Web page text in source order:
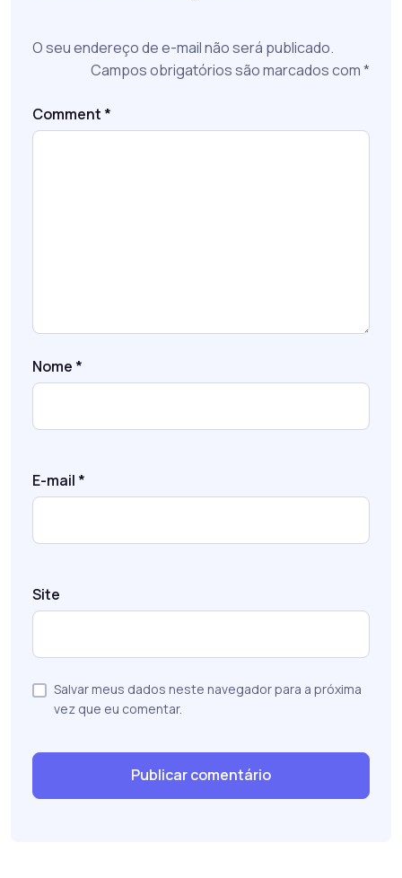
O seu endereço de e-mail não será publicado.
Campos obrigatórios são marcados com*
Comment *
Nome *
E-mail *
Site
Salvar meus dados neste navegador para a próxima
vez que eu comentar.